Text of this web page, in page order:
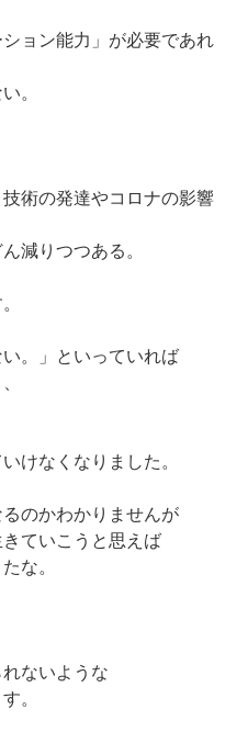
ョン能力」が必要であれ
。
術の発達やコロナの影響
減りつつある。
。」といっていれば
けなくなりました。
のかわかりませんが
ていこうと思えば
な。
ないような
。